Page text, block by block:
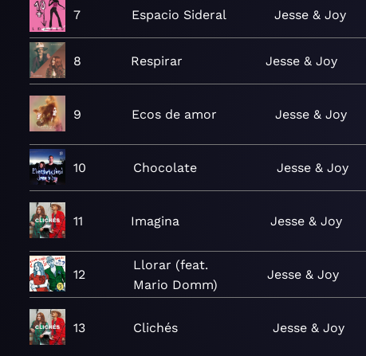
7 Espacio Sideral Jesse & Joy
8 Respirar Jesse & Joy
9 Ecos de amor Jesse & Joy
10 Chocolate Jesse & Joy
11 Imagina Jesse & Joy
12
Llorar (feat.
Mario Domm)
Jesse & Joy
13 Clichés Jesse & Joy